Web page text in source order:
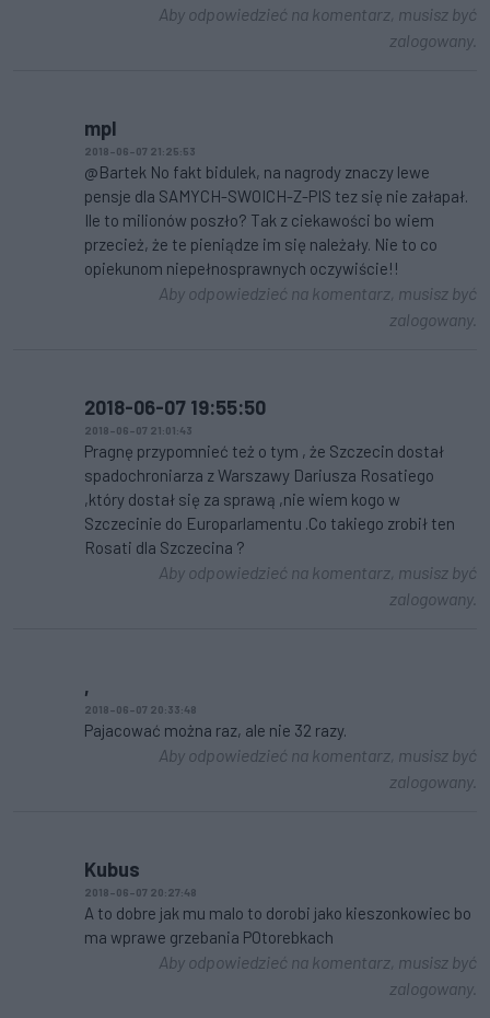
Aby odpowiedzieć na komentarz, musisz być
zalogowany.
mpl
2018-06-07 21:25:53
@Bartek No fakt bidulek, na nagrody znaczy lewe
pensje dla SAMYCH-SWOICH-Z-PIS tez się nie załapał.
Ile to milionów poszło? Tak z ciekawości bo wiem
przecież, że te pieniądze im się należały. Nie to co
opiekunom niepełnosprawnych oczywiście!!
Aby odpowiedzieć na komentarz, musisz być
zalogowany.
2018-06-07 19:55:50
2018-06-07 21:01:43
Pragnę przypomnieć też o tym , że Szczecin dostał
spadochroniarza z Warszawy Dariusza Rosatiego
,który dostał się za sprawą ,nie wiem kogo w
Szczecinie do Europarlamentu .Co takiego zrobił ten
Rosati dla Szczecina ?
Aby odpowiedzieć na komentarz, musisz być
zalogowany.
,
2018-06-07 20:33:48
Pajacować można raz, ale nie 32 razy.
Aby odpowiedzieć na komentarz, musisz być
zalogowany.
Kubus
2018-06-07 20:27:48
A to dobre jak mu malo to dorobi jako kieszonkowiec bo
ma wprawe grzebania POtorebkach
Aby odpowiedzieć na komentarz, musisz być
zalogowany.